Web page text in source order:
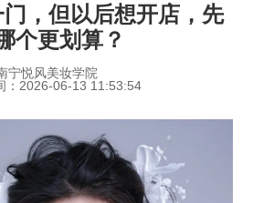
，但以后想开店，先
个更划算？
宁悦风美妆学院
：2026-06-13 11:53:54